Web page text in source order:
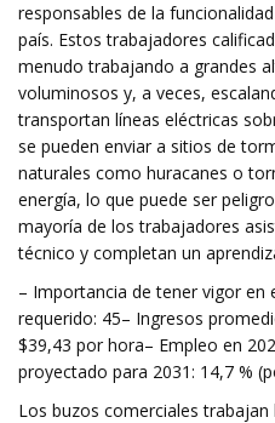
responsables de la
país. Estos trabajadores
menudo trabajando a grandes
voluminosos y, a veces,
transportan líneas eléctricas
se pueden enviar a sitios de
naturales como huracanes o
energía, lo que puede ser
mayoría de los trabajadores
técnico y completan un
– Importancia de tener vigor en
requerido: 45– Ingresos
$39,43 por hora– Empleo en
proyectado para 2031: 14,7 %
Los buzos comerciales